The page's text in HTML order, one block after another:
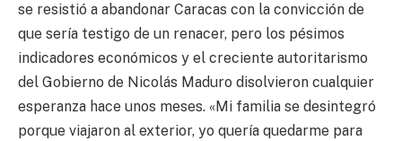
se resistió a abandonar Caracas con la convicción de
que sería testigo de un renacer, pero los pésimos
indicadores económicos y el creciente autoritarismo
del Gobierno de Nicolás Maduro disolvieron cualquier
esperanza hace unos meses. «Mi familia se desintegró
porque viajaron al exterior, yo quería quedarme para